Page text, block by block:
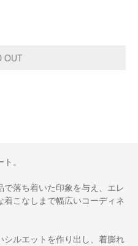
。
落ち着いた印象を与え、エレ
こなしまで幅広いコーディネ
シルエットを作り出し、着膨れ